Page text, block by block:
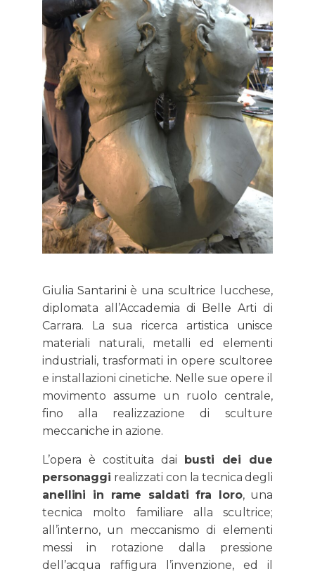
Giulia Santarini è una scultrice lucchese,
diplomata all’Accademia di Belle Arti di
Carrara. La sua ricerca artistica unisce
materiali naturali, metalli ed elementi
industriali, trasformati in opere scultoree
e installazioni cinetiche. Nelle sue opere il
movimento assume un ruolo centrale,
fino alla realizzazione di sculture
meccaniche in azione.
L’opera è costituita dai
busti dei due
personaggi realizzati con la tecnica degli
anellini in rame saldati fra loro, una
tecnica molto familiare alla scultrice;
all’interno, un meccanismo di elementi
messi in rotazione dalla pressione
dell’acqua raffigura l’invenzione, ed il